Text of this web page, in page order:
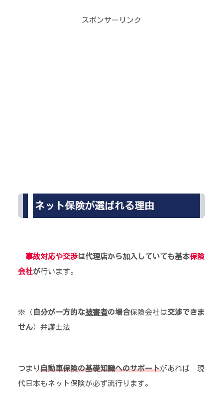
スポンサーリンク
ネット保険が選ばれる理由
事故対応や交渉は代理店から加入していても基本保険
会社が行います。
※（ 自分が一方的な被害者の場合保険会社は交渉できま
せん）弁護士法
つまり 自動車保険の基礎知識へのサポートがあれば 現
代日本もネット保険が必ず流行ります。